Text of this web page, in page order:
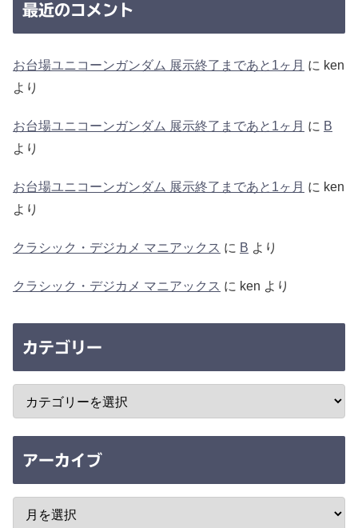
最近のコメント
お台場ユニコーンガンダム 展示終了まであと1ヶ月 に ken
より
お台場ユニコーンガンダム 展示終了まであと1ヶ月 に B
より
お台場ユニコーンガンダム 展示終了まであと1ヶ月 に ken
より
クラシック・デジカメ マニアックス に B より
クラシック・デジカメ マニアックス に ken より
カテゴリー
アーカイブ